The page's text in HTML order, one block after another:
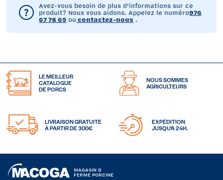
Avez-vous besoin de plus d'informations sur ce
produit? Nous vous aidons. Appelez le numéro976
67 78 65 ou contactez-nous .
LE MEILLEUR
CATALOGUE
DE PORCS
NOUS SOMMES
AGRICULTEURS
LIVRAISON GRATUITE
À PARTIR DE 300€
EXPÉDITION
JUSQU'À 24H.
MAGASIN D
FERME PORCINE